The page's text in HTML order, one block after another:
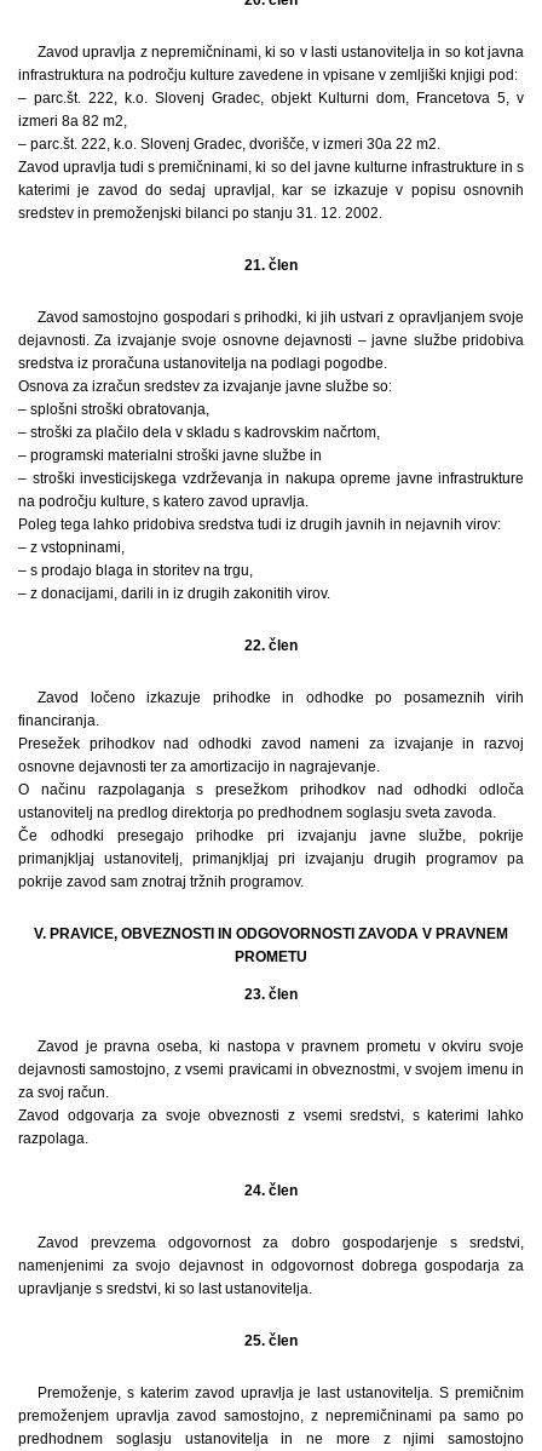
Zavod upravlja z nepremičninami, ki so v lasti ustanovitelja in so kot javna
infrastruktura na področju kulture zavedene in vpisane v zemljiški knjigi pod:
– parc.št. 222, k.o. Slovenj Gradec, objekt Kulturni dom, Francetova 5, v
izmeri 8a 82 m2,
– parc.št. 222, k.o. Slovenj Gradec, dvorišče, v izmeri 30a 22 m2.
Zavod upravlja tudi s premičninami, ki so del javne kulturne infrastrukture in s
katerimi je zavod do sedaj upravljal, kar se izkazuje v popisu osnovnih
sredstev in premoženjski bilanci po stanju 31. 12. 2002.
21. člen
Zavod samostojno gospodari s prihodki, ki jih ustvari z opravljanjem svoje
dejavnosti. Za izvajanje svoje osnovne dejavnosti – javne službe pridobiva
sredstva iz proračuna ustanovitelja na podlagi pogodbe.
Osnova za izračun sredstev za izvajanje javne službe so:
– splošni stroški obratovanja,
– stroški za plačilo dela v skladu s kadrovskim načrtom,
– programski materialni stroški javne službe in
– stroški investicijskega vzdrževanja in nakupa opreme javne infrastrukture
na področju kulture, s katero zavod upravlja.
Poleg tega lahko pridobiva sredstva tudi iz drugih javnih in nejavnih virov:
– z vstopninami,
– s prodajo blaga in storitev na trgu,
– z donacijami, darili in iz drugih zakonitih virov.
22. člen
Zavod ločeno izkazuje prihodke in odhodke po posameznih virih
financiranja.
Presežek prihodkov nad odhodki zavod nameni za izvajanje in razvoj
osnovne dejavnosti ter za amortizacijo in nagrajevanje.
O načinu razpolaganja s presežkom prihodkov nad odhodki odloča
ustanovitelj na predlog direktorja po predhodnem soglasju sveta zavoda.
Če odhodki presegajo prihodke pri izvajanju javne službe, pokrije
primanjkljaj ustanovitelj, primanjkljaj pri izvajanju drugih programov pa
pokrije zavod sam znotraj tržnih programov.
V. PRAVICE, OBVEZNOSTI IN ODGOVORNOSTI ZAVODA V PRAVNEM
PROMETU
23. člen
Zavod je pravna oseba, ki nastopa v pravnem prometu v okviru svoje
dejavnosti samostojno, z vsemi pravicami in obveznostmi, v svojem imenu in
za svoj račun.
Zavod odgovarja za svoje obveznosti z vsemi sredstvi, s katerimi lahko
razpolaga.
24. člen
Zavod prevzema odgovornost za dobro gospodarjenje s sredstvi,
namenjenimi za svojo dejavnost in odgovornost dobrega gospodarja za
upravljanje s sredstvi, ki so last ustanovitelja.
25. člen
Premoženje, s katerim zavod upravlja je last ustanovitelja. S premičnim
premoženjem upravlja zavod samostojno, z nepremičninami pa samo po
predhodnem soglasju ustanovitelja in ne more z njimi samostojno